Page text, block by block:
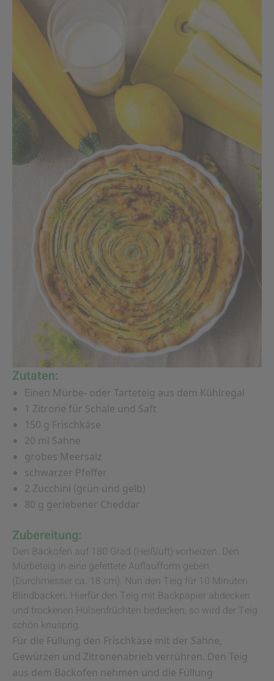
Zutaten:
Einen Mürbe- oder Tarteteig aus dem Kühlregal
1 Zitrone für Schale und Saft
150 g Frischkäse
20 ml Sahne
grobes Meersalz
schwarzer Pfeffer
2 Zucchini (grün und gelb)
80 g geriebener Cheddar
Zubereitung:
Den Backofen auf 180 Grad (Heißluft) vorheizen. Den
Mürbeteig in eine gefettete Auflaufform geben
(Durchmesser ca. 18 cm). Nun den Teig für 10 Minuten
Blindbacken. Hierfür den Teig mit Backpapier abdecken
und trockenen Hülsenfrüchten bedecken, so wird der Teig
schön knusprig.
Für die Füllung den Frischkäse mit der Sahne,
Gewürzen und Zitronenabrieb verrühren. Den Teig
aus dem Backofen nehmen und die Füllung